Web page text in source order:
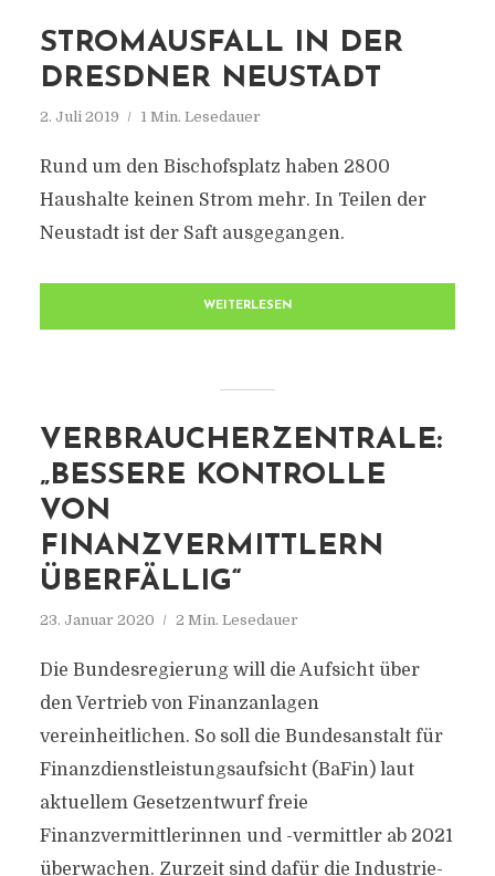
STROMAUSFALL IN DER
DRESDNER NEUSTADT
2. Juli 2019 1 Min. Lesedauer
Rund um den Bischofsplatz haben 2800
Haushalte keinen Strom mehr. In Teilen der
Neustadt ist der Saft ausgegangen.
WEITERLESEN
VERBRAUCHERZENTRALE:
„BESSERE KONTROLLE
VON
FINANZVERMITTLERN
ÜBERFÄLLIG“
23. Januar 2020 2 Min. Lesedauer
Die Bundesregierung will die Aufsicht über
den Vertrieb von Finanzanlagen
vereinheitlichen. So soll die Bundesanstalt für
Finanzdienstleistungsaufsicht (BaFin) laut
aktuellem Gesetzentwurf freie
Finanzvermittlerinnen und -vermittler ab 2021
überwachen. Zurzeit sind dafür die Industrie-